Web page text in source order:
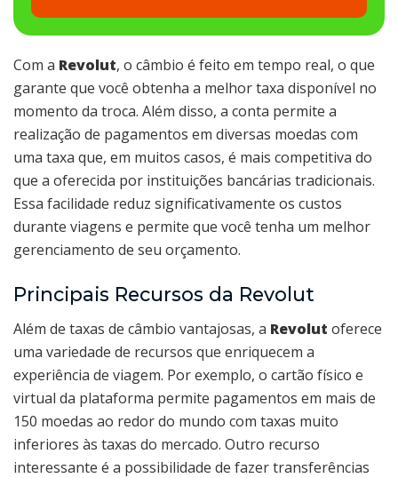
Com a Revolut, o câmbio é feito em tempo real, o que
garante que você obtenha a melhor taxa disponível no
momento da troca. Além disso, a conta permite a
realização de pagamentos em diversas moedas com
uma taxa que, em muitos casos, é mais competitiva do
que a oferecida por instituições bancárias tradicionais.
Essa facilidade reduz significativamente os custos
durante viagens e permite que você tenha um melhor
gerenciamento de seu orçamento.
Principais Recursos da Revolut
Além de taxas de câmbio vantajosas, a Revolut oferece
uma variedade de recursos que enriquecem a
experiência de viagem. Por exemplo, o cartão físico e
virtual da plataforma permite pagamentos em mais de
150 moedas ao redor do mundo com taxas muito
inferiores às taxas do mercado. Outro recurso
interessante é a possibilidade de fazer transferências